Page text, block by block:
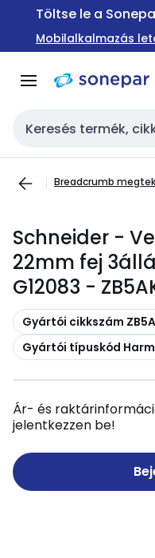
Ugrás a
Ugrás a
tartalomra
Töltse le a
Mobilalkalmazás
Keresési bemenet
Breadcrumb
Schneider -
22mm fej
G12083 -
Másolás
Gyártói cikkszám
Másolás
Gyártói típuskód
Ár- és
jelentkezzen be!